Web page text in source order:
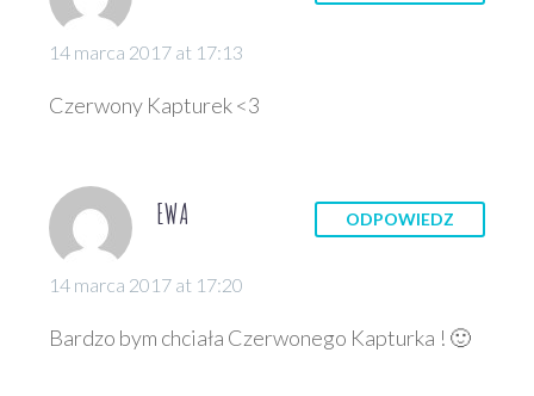
14 marca 2017 at 17:13
Czerwony Kapturek <3
EWA
14 marca 2017 at 17:20
ODPOWIEDZ
Bardzo bym chciała Czerwonego Kapturka ! 🙂